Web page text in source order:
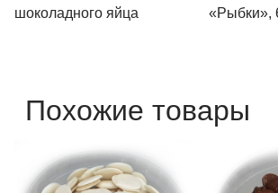
шоколадного яйца
«Рыбки»,
Похожие товары